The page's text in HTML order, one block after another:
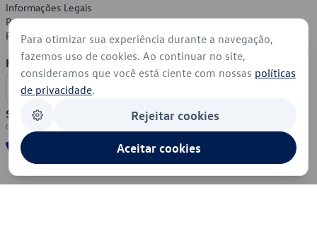
Informações Legais
Política de Privacidade
Política de Cookies
Formas de Pagamento
Segurança
Para otimizar sua experiência durante a navegação,
fazemos uso de cookies. Ao continuar no site,
consideramos que você está ciente com nossas políticas
de privacidade.
Rejeitar cookies
Aceitar cookies